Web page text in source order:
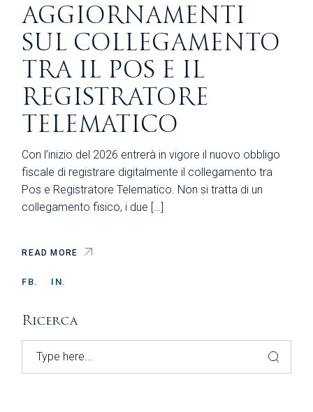
AGGIORNAMENTI
SUL COLLEGAMENTO
TRA IL POS E IL
REGISTRATORE
TELEMATICO
Con l’inizio del 2026 entrerà in vigore il nuovo obbligo
fiscale di registrare digitalmente il collegamento tra
Pos e Registratore Telematico. Non si tratta di un
collegamento fisico, i due […]
READ MORE
FB. IN.
Ricerca
Search